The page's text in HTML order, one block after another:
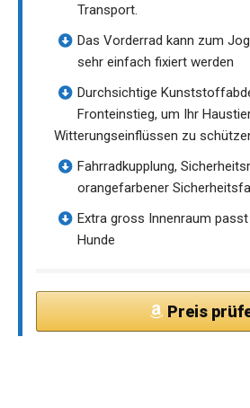
Transport.
Das Vorderrad kann zum
sehr einfach fixiert werden
Durchsichtige
Fronteinstieg, um Ihr
Witterungseinflüssen zu
Fahrradkupplung,
orangefarbener
Extra gross Innenraum
Hunde
Preis